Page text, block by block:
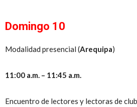
Domingo 10
Modalidad presencial (Arequipa)
11:00 a.m. – 11:45 a.m.
Encuentro de lectores y lectoras de